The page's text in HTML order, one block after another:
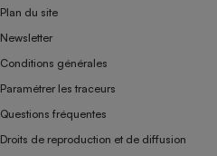
Plan du site
Newsletter
Conditions générales
Paramétrer les traceurs
Questions fréquentes
Droits de reproduction et de diffusion